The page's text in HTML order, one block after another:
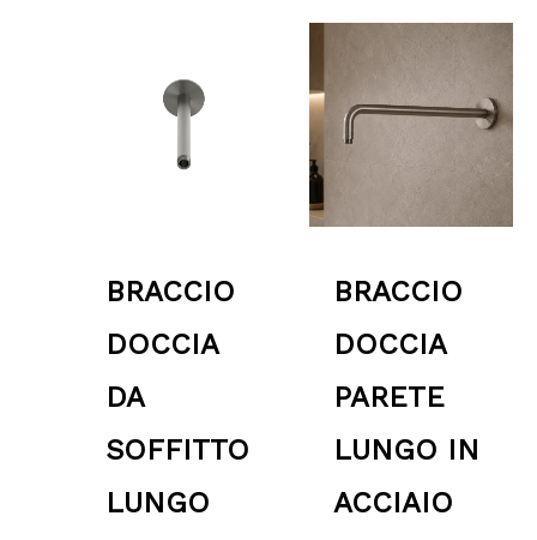
BRACCIO
DOCCIA
DA
SOFFITTO
LUNGO
64.00 €
89.00 €
BRACCIO
DOCCIA
PARETE
LUNGO IN
ACCIAIO
prezzo:
79.00 €